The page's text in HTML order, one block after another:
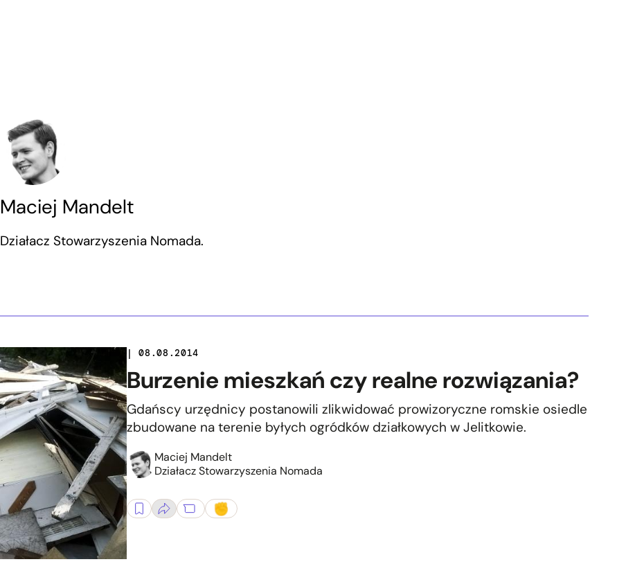
Maciej Mandelt
Działacz Stowarzyszenia Nomada.
| 08.08.2014
Burzenie mieszkań czy realne rozwiązania?
Gdańscy urzędnicy postanowili zlikwidować prowizoryczne romskie osiedle
zbudowane na terenie byłych ogródków działkowych w Jelitkowie.
Maciej Mandelt
Działacz Stowarzyszenia Nomada